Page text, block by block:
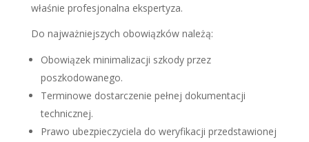
właśnie profesjonalna ekspertyza.
Do najważniejszych obowiązków należą:
Obowiązek minimalizacji szkody przez
poszkodowanego.
Terminowe dostarczenie pełnej dokumentacji
technicznej.
Prawo ubezpieczyciela do weryfikacji przedstawionej